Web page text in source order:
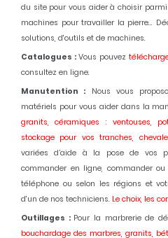
du site pour vous aider à choisir
machines pour travailler la pierre...
solutions, d'outils et de machines.
Catalogues : Vous pouvez
consultez en ligne.
Manutention : Nous vous
matériels pour vous aider dans la
granits, céramiques : ventouses,
stockage pour vos tranches,
variées d’aide à la pose de vos
commander en ligne, commander
téléphone ou selon les régions et
d'un de nos techniciens. Le choix, les
Outillages : Pour la marbrerie de
bouchardage des marbres, granits,